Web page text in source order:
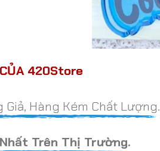
420Store
Hàng Kém Chất Lượng.
Trên Thị Trường.